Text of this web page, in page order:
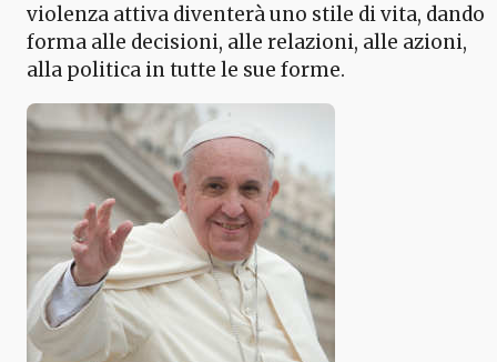
violenza attiva diventerà uno stile di vita, dando
forma alle decisioni, alle relazioni, alle azioni,
alla politica in tutte le sue forme.